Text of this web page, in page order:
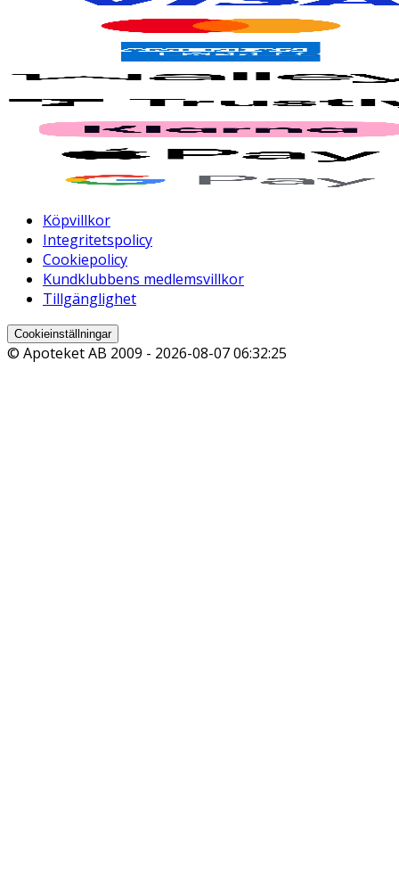
Köpvillkor
Integritetspolicy
Cookiepolicy
Kundklubbens medlemsvillkor
Tillgänglighet
Cookieinställningar
© Apoteket AB 2009 - 2026-08-07 06:32:25